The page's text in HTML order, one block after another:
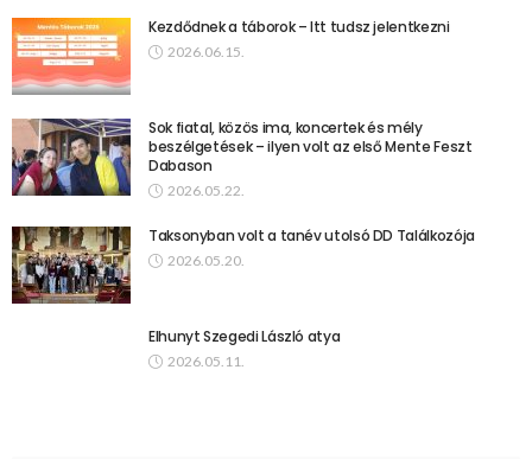
Kezdődnek a táborok – Itt tudsz jelentkezni
2026.06.15.
Sok fiatal, közös ima, koncertek és mély
beszélgetések – ilyen volt az első Mente Feszt
Dabason
2026.05.22.
Taksonyban volt a tanév utolsó DD Találkozója
2026.05.20.
Elhunyt Szegedi László atya
2026.05.11.